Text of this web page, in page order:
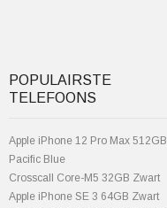
POPULAIRSTE
TELEFOONS
Apple iPhone 12 Pro Max 512GB
Pacific Blue
Crosscall Core-M5 32GB Zwart
Apple iPhone SE 3 64GB Zwart